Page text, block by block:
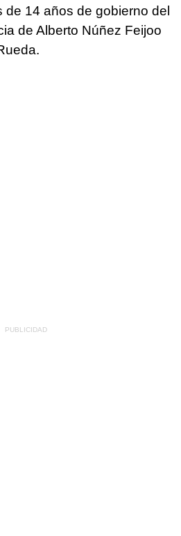
14 años de gobierno del
de Alberto Núñez Feijoo